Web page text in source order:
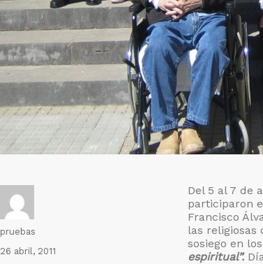
Del 5 al 7 de
participaron
Francisco
las religiosas
sosiego en
espiritual”.
Autor
pruebas
Publicado
26 abril, 2011